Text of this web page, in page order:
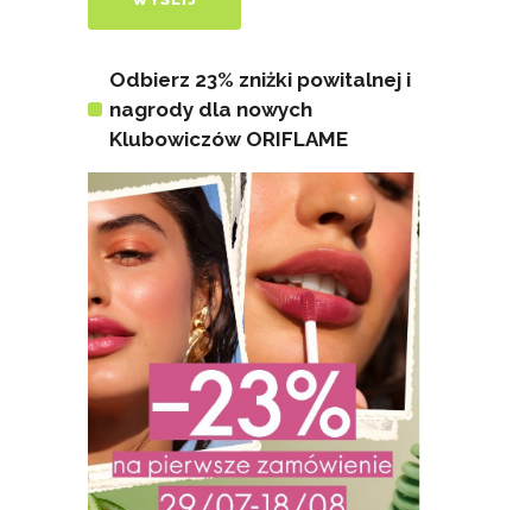
Odbierz 23% zniżki powitalnej i
nagrody dla nowych
Klubowiczów ORIFLAME